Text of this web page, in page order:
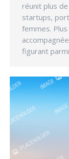
réunit plus
startups,
femmes.
figurant